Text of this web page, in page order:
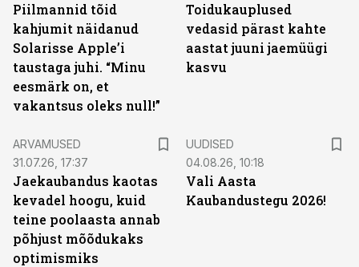
Piilmannid tõid
kahjumit näidanud
Solarisse Apple’i
taustaga juhi. “Minu
eesmärk on, et
vakantsus oleks null!”
Toidukauplused
vedasid pärast kahte
aastat juuni jaemüügi
kasvu
ARVAMUSED
31.07.26, 17:37
Jaekaubandus kaotas
kevadel hoogu, kuid
teine poolaasta annab
põhjust mõõdukaks
optimismiks
UUDISED
04.08.26, 10:18
Vali Aasta
Kaubandustegu 2026!